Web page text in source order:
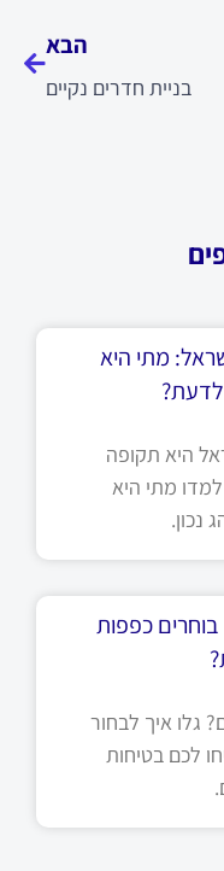
הבא
בניית חדרים נקיים
מתי היא
היא תקופה
מתי היא
נכון.
כפפות
גלו איך לבחור
לכם בטיחות